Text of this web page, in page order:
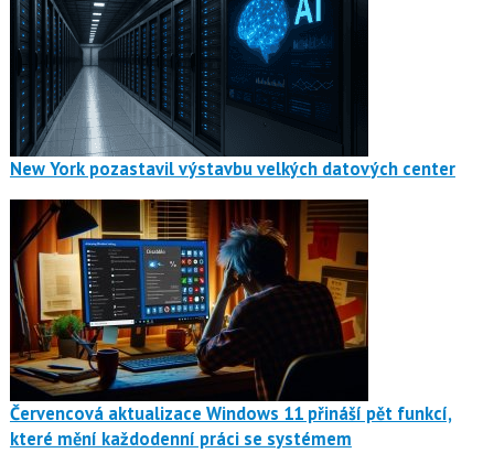
New York pozastavil výstavbu velkých datových center
Červencová aktualizace Windows 11 přináší pět funkcí,
které mění každodenní práci se systémem